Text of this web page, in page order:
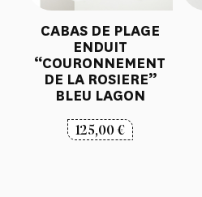
CABAS DE PLAGE
ENDUIT
“COURONNEMENT
DE LA ROSIERE”
BLEU LAGON
125,00€